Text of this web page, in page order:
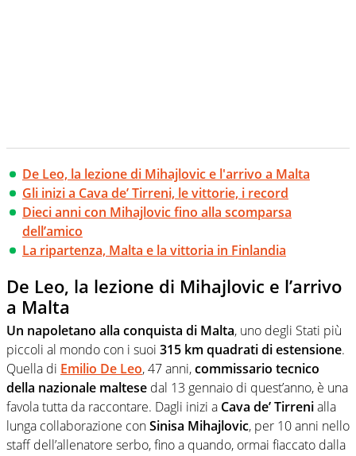
De Leo, la lezione di Mihajlovic e l'arrivo a Malta
Gli inizi a Cava de’ Tirreni, le vittorie, i record
Dieci anni con Mihajlovic fino alla scomparsa
dell’amico
La ripartenza, Malta e la vittoria in Finlandia
De Leo, la lezione di Mihajlovic e l’arrivo
a Malta
Un napoletano alla conquista di Malta, uno degli Stati più
piccoli al mondo con i suoi 315 km quadrati di estensione.
Quella di Emilio De Leo, 47 anni,commissario tecnico
della nazionale maltese dal 13 gennaio di quest’anno, è una
favola tutta da raccontare. Dagli inizi a Cava de’ Tirrenialla
lunga collaborazione conSinisa Mihajlovic, per 10 anni nello
staff dell’allenatore serbo, fino a quando, ormai fiaccato dalla